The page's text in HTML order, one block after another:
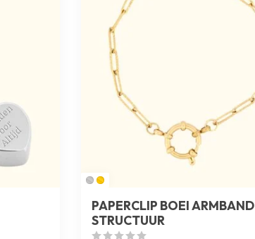
PAPERCLIP BOEI ARMBAND
STRUCTUUR